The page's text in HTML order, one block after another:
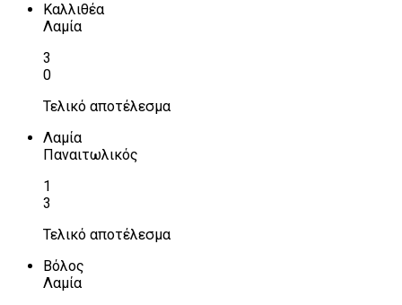
Καλλιθέα
Λαμία
3
0
Τελικό αποτέλεσμα
Λαμία
Παναιτωλικός
1
3
Τελικό αποτέλεσμα
Βόλος
Λαμία